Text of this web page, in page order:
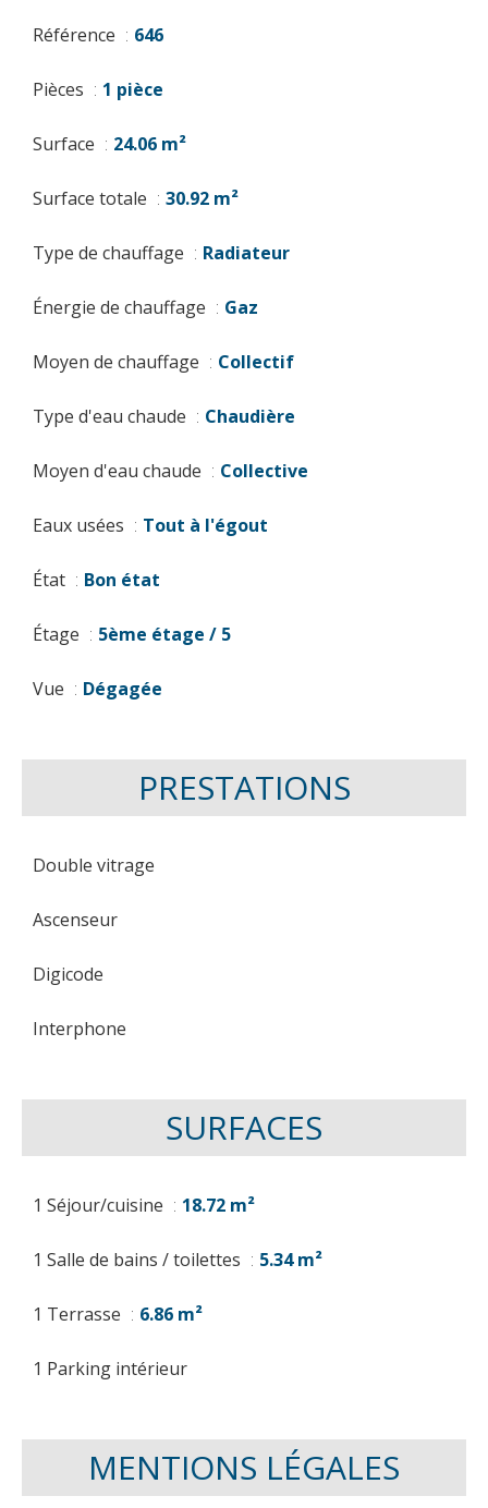
Référence 646
Pièces 1 pièce
Surface 24.06 m²
Surface totale 30.92 m²
Type de chauffage Radiateur
Énergie de chauffage Gaz
Moyen de chauffage Collectif
Type d'eau chaude Chaudière
Moyen d'eau chaude Collective
Eaux usées Tout à l'égout
État Bon état
Étage 5ème étage / 5
Vue Dégagée
PRESTATIONS
Double vitrage
Ascenseur
Digicode
Interphone
SURFACES
1 Séjour/cuisine 18.72 m²
1 Salle de bains / toilettes 5.34 m²
1 Terrasse 6.86 m²
1 Parking intérieur
MENTIONS LÉGALES